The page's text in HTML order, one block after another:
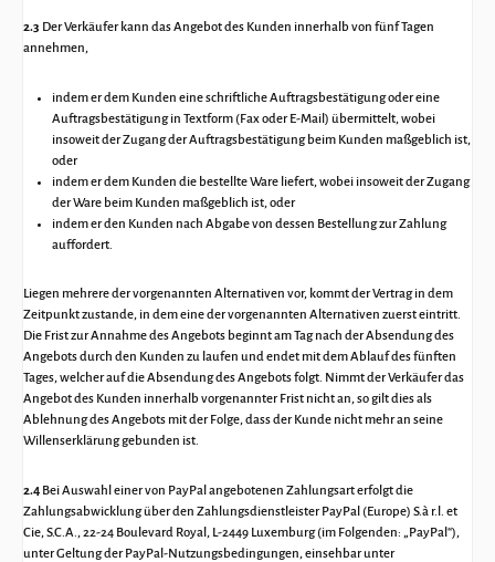
2.3 Der Verkäufer kann das Angebot des Kunden innerhalb von fünf Tagen
annehmen,
indem er dem Kunden eine schriftliche Auftragsbestätigung oder eine
Auftragsbestätigung in Textform (Fax oder E-Mail) übermittelt, wobei
insoweit der Zugang der Auftragsbestätigung beim Kunden maßgeblich ist,
oder
indem er dem Kunden die bestellte Ware liefert, wobei insoweit der Zugang
der Ware beim Kunden maßgeblich ist, oder
indem er den Kunden nach Abgabe von dessen Bestellung zur Zahlung
auffordert.
Liegen mehrere der vorgenannten Alternativen vor, kommt der Vertrag in dem
Zeitpunkt zustande, in dem eine der vorgenannten Alternativen zuerst eintritt.
Die Frist zur Annahme des Angebots beginnt am Tag nach der Absendung des
Angebots durch den Kunden zu laufen und endet mit dem Ablauf des fünften
Tages, welcher auf die Absendung des Angebots folgt. Nimmt der Verkäufer das
Angebot des Kunden innerhalb vorgenannter Frist nicht an, so gilt dies als
Ablehnung des Angebots mit der Folge, dass der Kunde nicht mehr an seine
Willenserklärung gebunden ist.
2.4 Bei Auswahl einer von PayPal angebotenen Zahlungsart erfolgt die
Zahlungsabwicklung über den Zahlungsdienstleister PayPal (Europe) S.à r.l. et
Cie, S.C.A., 22-24 Boulevard Royal, L-2449 Luxemburg (im Folgenden: „PayPal“),
unter Geltung der PayPal-Nutzungsbedingungen, einsehbar unter